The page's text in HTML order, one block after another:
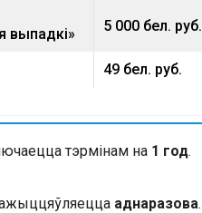
5 000 бел. руб.
49 бел. руб.
тэрмінам на 1 год.
ажыццяўляецца аднаразова.